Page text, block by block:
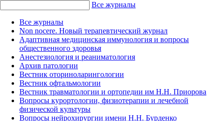
Все журналы
Все журналы
Non nocere. Новый терапевтический журнал
Адаптивная медицинская иммунология и вопросы
общественного здоровья
Анестезиология и реаниматология
Архив патологии
Вестник оториноларингологии
Вестник офтальмологии
Вестник травматологии и ортопедии им Н.Н. Приорова
Вопросы курортологии, физиотерапии и лечебной
физической культуры
Вопросы нейрохирургии имени Н.Н. Бурденко